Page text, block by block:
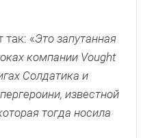
«Это запутанная
компании Vought
Солдатика и
известной
тогда носила